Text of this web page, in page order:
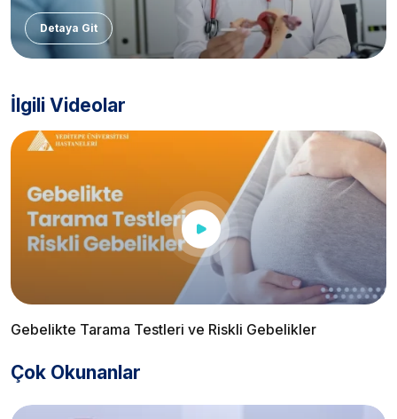
Detaya Git
İlgili Videolar
Gebelikte Tarama Testleri ve Riskli Gebelikler
Çok Okunanlar